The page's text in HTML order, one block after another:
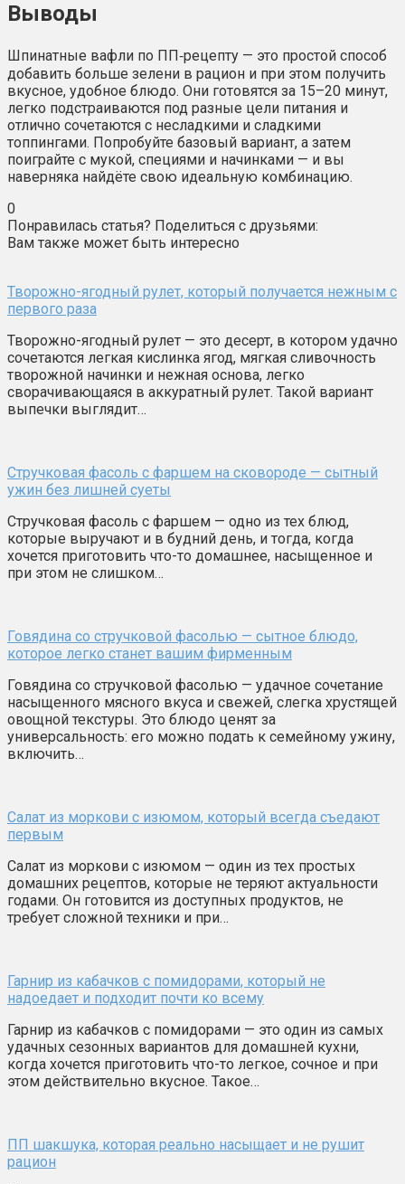
Выводы
Шпинатные вафли по ПП‑рецепту — это простой способ
добавить больше зелени в рацион и при этом получить
вкусное, удобное блюдо. Они готовятся за 15–20 минут,
легко подстраиваются под разные цели питания и
отлично сочетаются с несладкими и сладкими
топпингами. Попробуйте базовый вариант, а затем
поиграйте с мукой, специями и начинками — и вы
наверняка найдёте свою идеальную комбинацию.
0
Понравилась статья? Поделиться с друзьями:
Вам также может быть интересно
Творожно-ягодный рулет, который получается нежным с
первого раза
Творожно-ягодный рулет — это десерт, в котором удачно
сочетаются легкая кислинка ягод, мягкая сливочность
творожной начинки и нежная основа, легко
сворачивающаяся в аккуратный рулет. Такой вариант
выпечки выглядит…
Стручковая фасоль с фаршем на сковороде — сытный
ужин без лишней суеты
Стручковая фасоль с фаршем — одно из тех блюд,
которые выручают и в будний день, и тогда, когда
хочется приготовить что-то домашнее, насыщенное и
при этом не слишком…
Говядина со стручковой фасолью — сытное блюдо,
которое легко станет вашим фирменным
Говядина со стручковой фасолью — удачное сочетание
насыщенного мясного вкуса и свежей, слегка хрустящей
овощной текстуры. Это блюдо ценят за
универсальность: его можно подать к семейному ужину,
включить…
Салат из моркови с изюмом, который всегда съедают
первым
Салат из моркови с изюмом — один из тех простых
домашних рецептов, которые не теряют актуальности
годами. Он готовится из доступных продуктов, не
требует сложной техники и при…
Гарнир из кабачков с помидорами, который не
надоедает и подходит почти ко всему
Гарнир из кабачков с помидорами — это один из самых
удачных сезонных вариантов для домашней кухни,
когда хочется приготовить что-то легкое, сочное и при
этом действительно вкусное. Такое…
ПП шакшука, которая реально насыщает и не рушит
рацион